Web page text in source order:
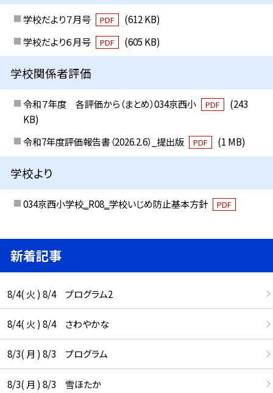
学校だより７月号 PDF
(612 KB)
学校だより６月号
PDF (605 KB)
学校関係者評価
令和７年度 各評価から（まとめ）034京西小 PDF
(243
KB)
令和7年度評価報告書（2026.2.6）_提出版
PDF (1 MB)
学校より
034京西小学校‗R08‗学校いじめ防止基本方針 PDF
新着記事
8/4( 火 ) 8/4 プログラム2
8/4( 火 ) 8/4 さわやかな
8/3( 月 ) 8/3 プログラム
8/3( 月 ) 8/3 雪ほたか